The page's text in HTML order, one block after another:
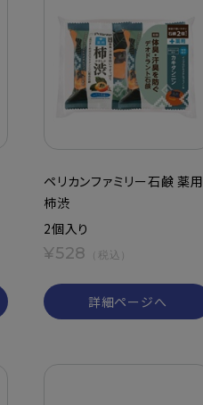
ペリカンファミリー石鹸 薬用
柿渋
2個入り
¥528 （税込）
詳細ページへ